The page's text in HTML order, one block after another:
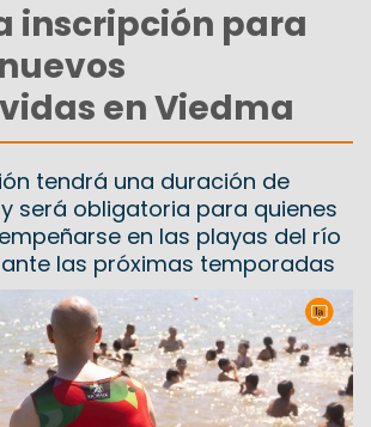
inscripción para
en Viedma
tendrá una duración de
será obligatoria para quienes
en las playas del río
las próximas temporadas